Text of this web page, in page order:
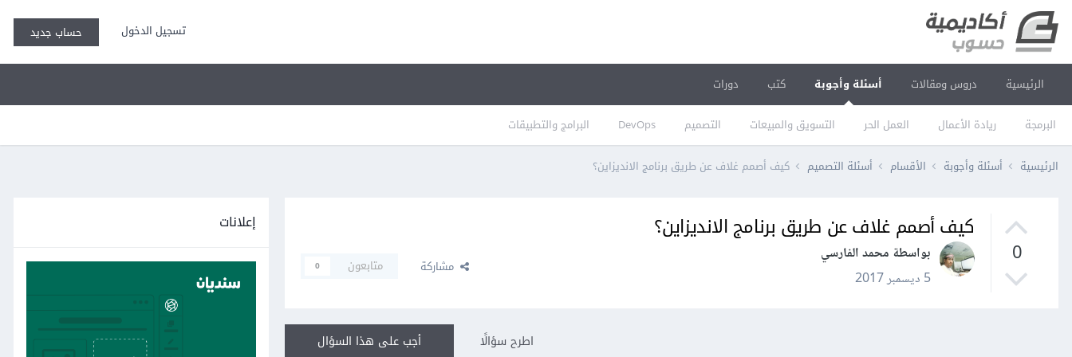
تسجيل الدخول حساب جديد
الرئيسية دروس ومقالات أسئلة وأجوبة
البرمجة ريادة الأعمال العمل الحر التسويق والمبيعات التصميم DevOps البرامج والتطبيقات
كتب دورات
الرئيسية أسئلة وأجوبة الأقسام أسئلة التصميم كيف أصمم غلاف عن طريق برنامج الانديزاين؟
0
كيف أصمم غلاف عن طريق برنامج الانديزاين؟
بواسطة محمد الفارسي
5 ديسمبر 2017
مشاركة متابعون 0
أجب على هذا السؤال اطرح سؤالًا
إعلانات